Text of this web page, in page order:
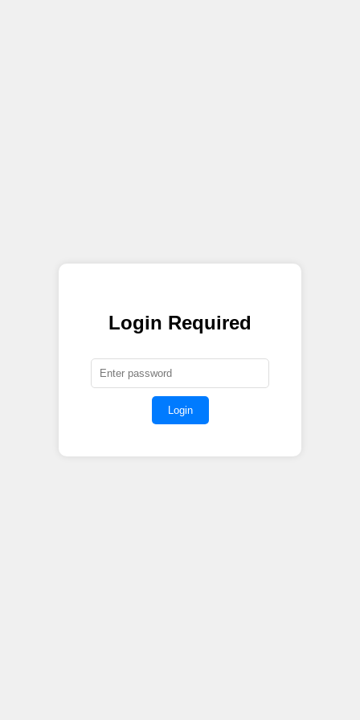
Login Required
Login